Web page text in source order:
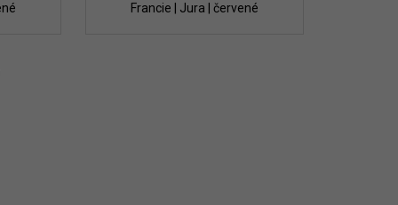
Francie | Jura | červené